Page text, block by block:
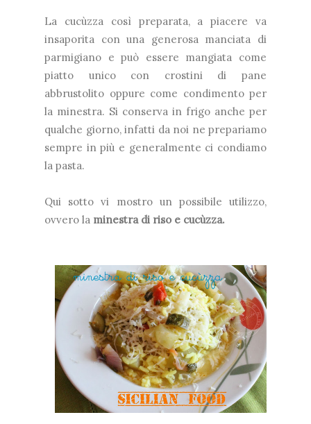
La cucùzza così preparata, a piacere va
insaporita con una generosa manciata di
parmigiano e può essere mangiata come
piatto unico con crostini di pane
abbrustolito oppure come condimento per
la minestra. Si conserva in frigo anche per
qualche giorno, infatti da noi ne prepariamo
sempre in più e generalmente ci condiamo
la pasta.
Qui sotto vi mostro un possibile utilizzo,
ovvero la minestra di riso e cucùzza.